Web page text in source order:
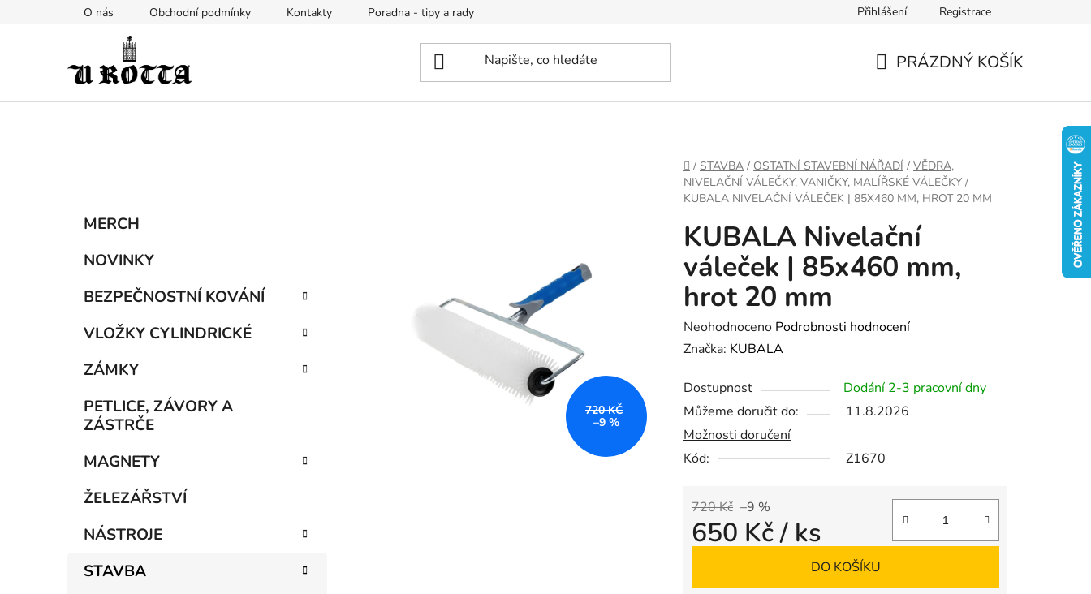
O nás Obchodní podmínky Kontakty Poradna - tipy a rady Přihlášení Registrace
PRÁZDNÝ KOŠÍK
DOMŮ
/ STAVBA / OSTATNÍ STAVEBNÍ NÁŘADÍ / VĚDRA,
NIVELAČNÍ VÁLEČKY, VANIČKY, MALÍŘSKÉ VÁLEČKY /
KUBALA NIVELAČNÍ VÁLEČEK | 85X460 MM, HROT 20 MM
Přeskočit
kategorie
MERCH
NOVINKY
BEZPEČNOSTNÍ KOVÁNÍ
VLOŽKY CYLINDRICKÉ
ZÁMKY
PETLICE, ZÁVORY A
ZÁSTRČE
MAGNETY
ŽELEZÁŘSTVÍ
NÁSTROJE
STAVBA
KUBALA Nivelační
váleček | 85x460 mm,
hrot 20 mm
Průměrné
hodnocení
je
0,0
z
5
Neohodnoceno Podrobnosti hodnocení
Značka: KUBALA
Dostupnost
Dodání 2-3 pracovní dny
Můžeme doručit do:
11.8.2026
Možnosti doručení
Kód:
Z1670
720 Kč –9 %
650 Kč/ ks
DO KOŠÍKU
720 KČ
–9 %